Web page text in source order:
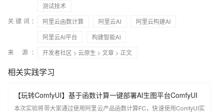
测试技术
关键词：
阿里云函数计算 阿里云AI
阿里云构建AI
阿里云AI平台
构建智能AI
来 源：
开发者社区 > 云原生 > 文章 > 正文
相关实践学习
【玩转ComfyUI】基于函数计算一键部署AI生图平台ComfyUI
本次实验将带大家通过使用阿里云产品函数计算FC，快速使用ComfyUI实